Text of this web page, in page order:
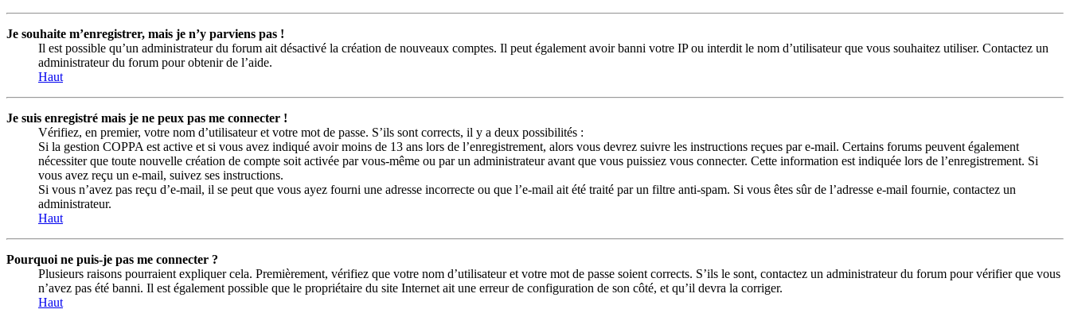
Je souhaite m’enregistrer, mais je n’y parviens pas !
Il est possible qu’un administrateur du forum ait désactivé la création de nouveaux comptes. Il peut également avoir banni votre IP ou interdit le nom d’utilisateur que vous souhaitez utiliser. Contactez un
administrateur du forum pour obtenir de l’aide.
Haut
Je suis enregistré mais je ne peux pas me connecter !
Vérifiez, en premier, votre nom d’utilisateur et votre mot de passe. S’ils sont corrects, il y a deux possibilités :
Si la gestion COPPA est active et si vous avez indiqué avoir moins de 13 ans lors de l’enregistrement, alors vous devrez suivre les instructions reçues par e-mail. Certains forums peuvent également
nécessiter que toute nouvelle création de compte soit activée par vous-même ou par un administrateur avant que vous puissiez vous connecter. Cette information est indiquée lors de l’enregistrement. Si
vous avez reçu un e-mail, suivez ses instructions.
Si vous n’avez pas reçu d’e-mail, il se peut que vous ayez fourni une adresse incorrecte ou que l’e-mail ait été traité par un filtre anti-spam. Si vous êtes sûr de l’adresse e-mail fournie, contactez un
administrateur.
Haut
Pourquoi ne puis-je pas me connecter ?
Plusieurs raisons pourraient expliquer cela. Premièrement, vérifiez que votre nom d’utilisateur et votre mot de passe soient corrects. S’ils le sont, contactez un administrateur du forum pour vérifier que vous
n’avez pas été banni. Il est également possible que le propriétaire du site Internet ait une erreur de configuration de son côté, et qu’il devra la corriger.
Haut